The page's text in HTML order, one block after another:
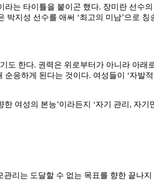
는 타이틀을 붙이곤 했다. 장미란 선수
지성 선수를 애써 ‘최고의 미남’으로 칭
한다. 권력은 위로부터가 아니라 아래
응하게 된다는 것이다. 여성들이 ‘자발
여성의 본능’이라든지 ‘자기 관리, 자기
리는 도달할 수 없는 목표를 향한 끝나지